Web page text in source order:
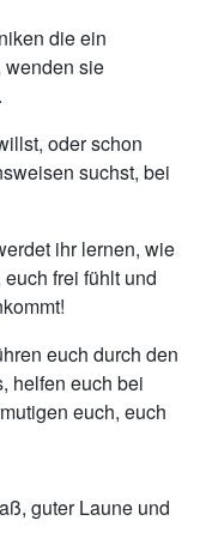
die ein
wenden sie
oder schon
suchst, bei
ihr lernen, wie
frei fühlt und
euch durch den
helfen euch bei
euch, euch
guter Laune und